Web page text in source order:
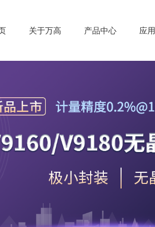
关于万高 产品中心 应